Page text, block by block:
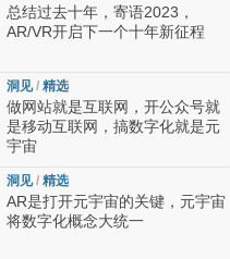
总结过去十年，寄语2023，
AR/VR开启下一个十年新征程
洞见/ 精选
做网站就是互联网，开公众号就
是移动互联网，搞数字化就是元
宇宙
洞见/ 精选
AR是打开元宇宙的关键，元宇宙
将数字化概念大统一